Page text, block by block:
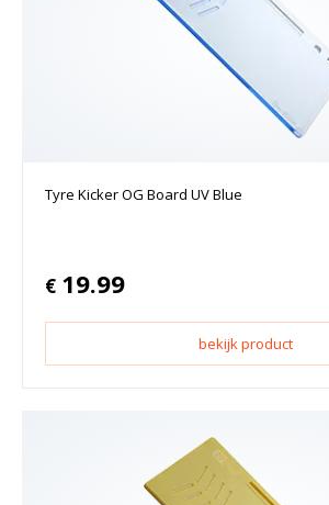
Tyre Kicker OG Board UV Blue
€ 19.99
bekijk product